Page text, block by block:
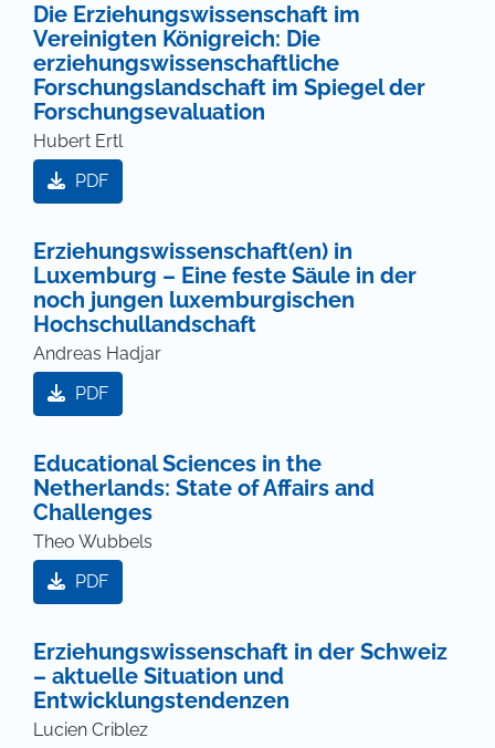
Die Erziehungswissenschaft im
Vereinigten Königreich: Die
erziehungswissenschaftliche
Forschungslandschaft im Spiegel der
Forschungsevaluation
Hubert Ertl
PDF
Erziehungswissenschaft(en) in
Luxemburg – Eine feste Säule in der
noch jungen luxemburgischen
Hochschullandschaft
Andreas Hadjar
PDF
Educational Sciences in the
Netherlands: State of Affairs and
Challenges
Theo Wubbels
PDF
Erziehungswissenschaft in der Schweiz
– aktuelle Situation und
Entwicklungstendenzen
Lucien Criblez